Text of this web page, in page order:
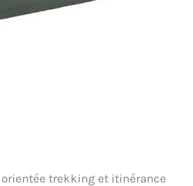
trekking et itinérance